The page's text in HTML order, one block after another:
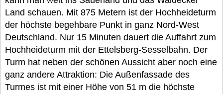
Land schauen. Mit 875 Metern ist der Hochheideturm
der höchste begehbare Punkt in ganz Nord-West
Deutschland. Nur 15 Minuten dauert die Auffahrt zum
Hochheideturm mit der Ettelsberg-Sesselbahn. Der
Turm hat neben der schönen Aussicht aber noch eine
ganz andere Attraktion: Die Außenfassade des
Turmes ist mit einer Höhe von 51 m die höchste